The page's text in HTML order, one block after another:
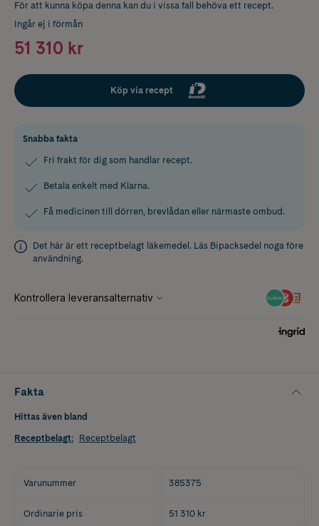
För att kunna köpa denna kan du i vissa fall behöva ett recept.
Ingår ej i förmån
51 310 kr
Köp via recept
Snabba fakta
Fri frakt för dig som handlar recept.
Betala enkelt med Klarna.
Få medicinen till dörren, brevlådan eller närmaste ombud.
Det här är ett receptbelagt läkemedel. Läs Bipacksedel noga före
användning.
Fakta
Hittas även bland
Receptbelagt: Receptbelagt
Varunummer 385375
Ordinarie pris 51 310 kr